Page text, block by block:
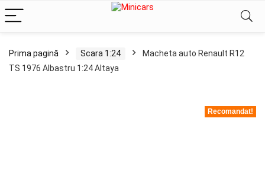
Prima pagină Scara 1:24
Macheta auto Renault R12
TS 1976 Albastru 1:24 Altaya
Recomandat!